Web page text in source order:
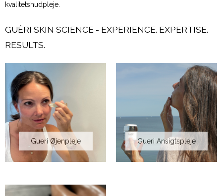
kvalitetshudpleje.
GUÈRI SKIN SCIENCE - EXPERIENCE. EXPERTISE.
RESULTS.
Gueri Øjenpleje Gueri Ansigtspleje